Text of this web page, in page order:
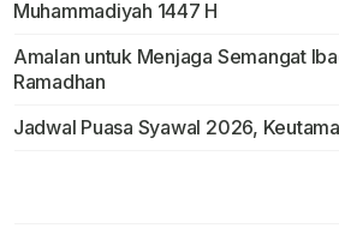
Muhammadiyah 1447 H
Amalan untuk Menjaga Semangat
Ramadhan
Jadwal Puasa Syawal 2026,